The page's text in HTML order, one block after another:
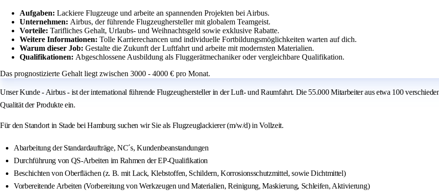
Aufgaben: Lackiere Flugzeuge und arbeite an spannenden Projekten bei Airbus.
Unternehmen: Airbus, der führende Flugzeughersteller mit globalem Teamgeist.
Vorteile: Tarifliches Gehalt, Urlaubs- und Weihnachtsgeld sowie exklusive Rabatte.
Weitere Informationen: Tolle Karrierechancen und individuelle Fortbildungsmöglichkeiten warten auf dich.
Warum dieser Job: Gestalte die Zukunft der Luftfahrt und arbeite mit modernsten Materialien.
Qualifikationen: Abgeschlossene Ausbildung als Fluggerätmechaniker oder vergleichbare Qualifikation.
Das prognostizierte Gehalt liegt zwischen 3000 - 4000 € pro Monat.
Unser Kunde - Airbus - ist der international führende Flugzeughersteller in der Luft- und Raumfahrt. Die 55.000 Mitarbeiter aus etwa 100
Qualität der Produkte ein.
Für den Standort in Stade bei Hamburg suchen wir Sie als Flugzeuglackierer (m/w/d) in Vollzeit.
Abarbeitung der Standardaufträge, NC´s, Kundenbeanstandungen
Durchführung von QS-Arbeiten im Rahmen der EP-Qualifikation
Beschichten von Oberflächen (z. B. mit Lack, Klebstoffen, Schildern, Korrosionsschutzmittel, sowie Dichtmittel)
Vorbereitende Arbeiten (Vorbereitung von Werkzeugen und Materialien, Reinigung, Maskierung, Schleifen, Aktivierung)